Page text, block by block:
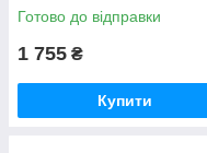
Готово до відправки
1 755 ₴
Купити